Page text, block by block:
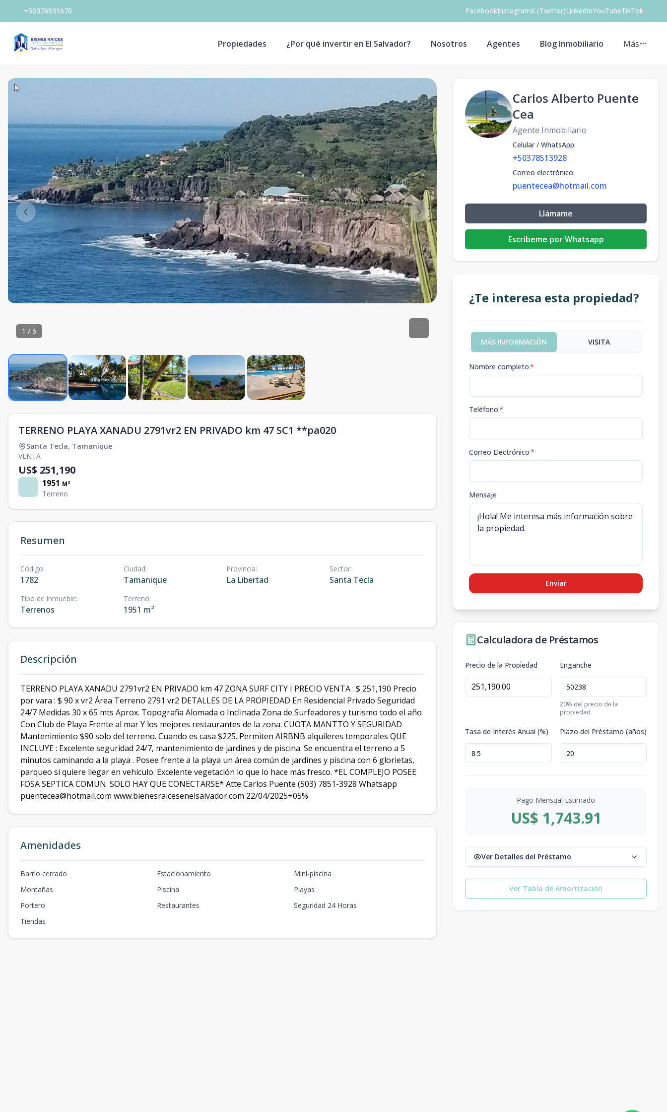
+50376831670 FacebookInstagramX (Twitter)LinkedInYouTubeTikTok
Propiedades ¿Por qué invertir en El Salvador? Nosotros Agentes Blog Inmobiliario Más
1 / 5
TERRENO PLAYA XANADU 2791vr2 EN PRIVADO km 47 SC1 **pa020
Santa Tecla, Tamanique
VENTA
US$ 251,190
1951 M²
Terreno
Resumen
Código:
1782
Ciudad:
Tamanique
Provincia:
La Libertad
Sector:
Santa Tecla
Tipo de inmueble:
Terrenos
Terreno:
1951 m²
Descripción
TERRENO PLAYA XANADU 2791vr2 EN PRIVADO km 47 ZONA SURF CITY I PRECIO VENTA : $ 251,190 Precio
por vara : $ 90 x vr2 Área Terreno 2791 vr2 DETALLES DE LA PROPIEDAD En Residencial Privado Seguridad
24/7 Medidas 30 x 65 mts Aprox. Topografia Alomada o Inclinada Zona de Surfeadores y turismo todo el año
Con Club de Playa Frente al mar Y los mejores restaurantes de la zona. CUOTA MANTTO Y SEGURIDAD
Mantenimiento $90 solo del terreno. Cuando es casa $225. Permiten AIRBNB alquileres temporales QUE
INCLUYE : Excelente seguridad 24/7, mantenimiento de jardines y de piscina. Se encuentra el terreno a 5
minutos caminando a la playa . Posee frente a la playa un área común de jardines y piscina con 6 glorietas,
parqueo si quiere llegar en vehículo. Excelente vegetación lo que lo hace más fresco. *EL COMPLEJO POSEE
FOSA SEPTICA COMUN. SOLO HAY QUE CONECTARSE* Atte Carlos Puente (503) 7851-3928 Whatsapp
puentecea@hotmail.com www.bienesraicesenelsalvador.com 22/04/2025+05%
Amenidades
Barrio cerrado Estacionamiento
Mini-piscina
Montañas
Piscina
Playas
Portero
Restaurantes
Seguridad 24 Horas
Tiendas
Carlos Alberto Puente
Cea
Agente Inmobiliario
Celular / WhatsApp:
+50378513928
Correo electrónico:
puentecea@hotmail.com
Llámame
Escribeme por Whatsapp
¿Te interesa esta propiedad?
MÁS INFORMACIÓN VISITA
Nombre completo*
Teléfono*
Correo Electrónico*
Mensaje
Enviar
Calculadora de Préstamos
Precio de la Propiedad Enganche
20% del precio de la
propiedad
Tasa de Interés Anual (%) Plazo del Préstamo (años)
Pago Mensual Estimado
US$ 1,743.91
Ver Detalles del Préstamo
Ver Tabla de Amortización